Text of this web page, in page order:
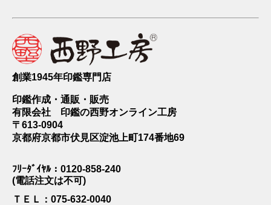
書体: 流線印相体
プレゼント用として購入しました。
仕上がりがとてもカッコよく満足です。
ありがとうございました。
2025年02月06日
注文番号：0116235621
商品名：伊勢桧印鑑 16.5ミリ
人生初の実印を作成して頂きました
出来栄えは勿論ですが、伊勢桧の質感も好みで大変良いものでした
次の機会も是非、お願いしたいと思っています
創業1945年印鑑専門店
印鑑作成・通販・販売
有限会社 印鑑の西野オンライン工房
〒613-0904
京都府京都市伏見区淀池上町174番地69
ﾌﾘｰﾀﾞｲﾔﾙ：0120-858-240
(電話注文は不可)
ＴＥＬ：075-632-0040